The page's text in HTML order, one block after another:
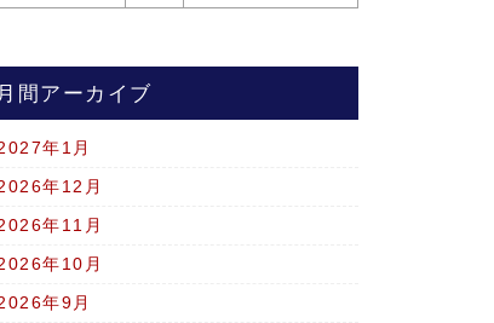
月間アーカイブ
年1月
年12月
年11月
年10月
年9月